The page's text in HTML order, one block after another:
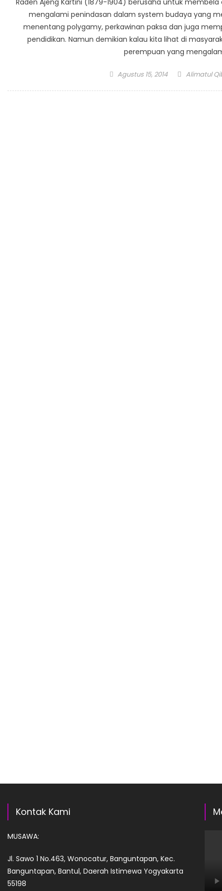
Raden Ajeng Kartini (1879-1904) berusaha untuk
mengalami penindasan dalam system budaya yang
menentang polygamy, perkawinan paksa dan juga
pendidikan. Namun demikian kalau kita lihat di
perempuan yang
Posted on
Agustus 15, 2014 Author
Alimatul
Kontak Kami
MUSAWA:
Jl. Sawo 1 No.463, Wonocatur, Banguntapan, Kec.
Banguntapan, Bantul, Daerah Istimewa Yogyakarta
55198